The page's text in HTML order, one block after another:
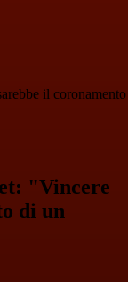
il coronamento
"Vincere
di un